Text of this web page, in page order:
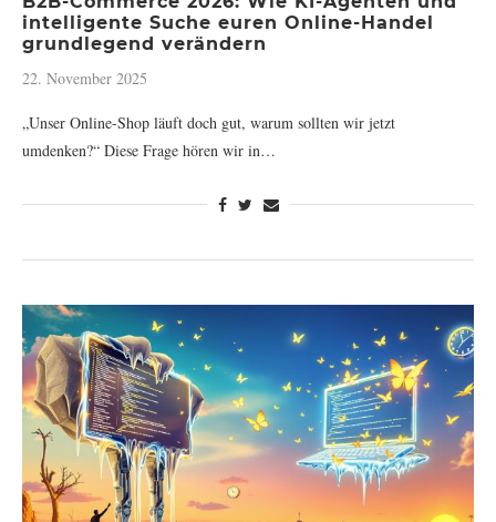
intelligente Suche euren Online-Handel
grundlegend verändern
22. November 2025
„Unser Online-Shop läuft doch gut, warum sollten wir jetzt
umdenken?“ Diese Frage hören wir in…